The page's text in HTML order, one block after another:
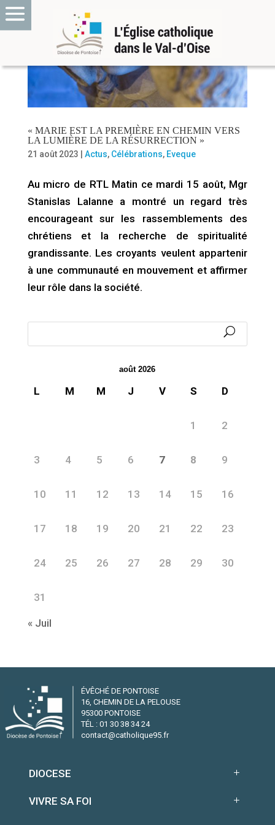
« MARIE EST LA PREMIÈRE EN CHEMIN VERS
LA LUMIÈRE DE LA RÉSURRECTION »
21 août 2023 | Actus, Célébrations, Eveque
Au micro de RTL Matin ce mardi 15 août, Mgr
Stanislas Lalanne a montré un regard très
encourageant sur les rassemblements des
chrétiens et la recherche de spiritualité
grandissante. Les croyants veulent appartenir
à une communauté en mouvement et affirmer
leur rôle dans la société.
août 2026
L M M J V S D
1 2
3 4 5 6 7 8 9
10 11 12 13 14 15 16
17 18 19 20 21 22 23
24 25 26 27 28 29 30
31
« Juil
ÉVÊCHÉ DE PONTOISE
16, CHEMIN DE LA PELOUSE
95300 PONTOISE
TÉL : 01 30 38 34 24
contact@catholique95.fr
DIOCESE
VIVRE SA FOI